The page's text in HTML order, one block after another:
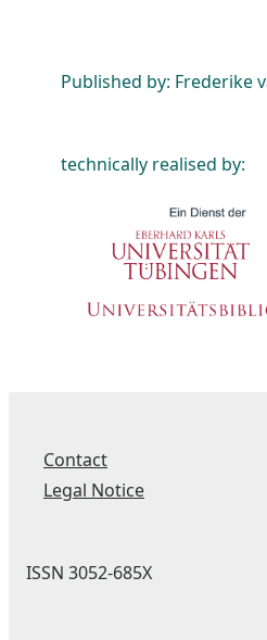
Published by: Frederike
technically realised by:
Contact
Legal Notice
ISSN 3052-685X